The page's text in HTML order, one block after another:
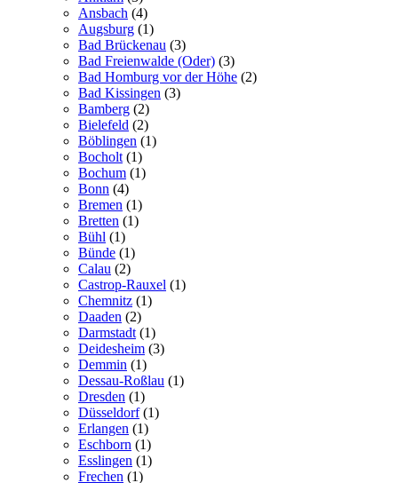
Ansbach (4)
Augsburg (1)
Bad Brückenau (3)
Bad Freienwalde (Oder) (3)
Bad Homburg vor der Höhe (2)
Bad Kissingen (3)
Bamberg (2)
Bielefeld (2)
Böblingen (1)
Bocholt (1)
Bochum (1)
Bonn (4)
Bremen (1)
Bretten (1)
Bühl (1)
Bünde (1)
Calau (2)
Castrop-Rauxel (1)
Chemnitz (1)
Daaden (2)
Darmstadt (1)
Deidesheim (3)
Demmin (1)
Dessau-Roßlau (1)
Dresden (1)
Düsseldorf(1)
Erlangen (1)
Eschborn (1)
Esslingen (1)
Frechen (1)